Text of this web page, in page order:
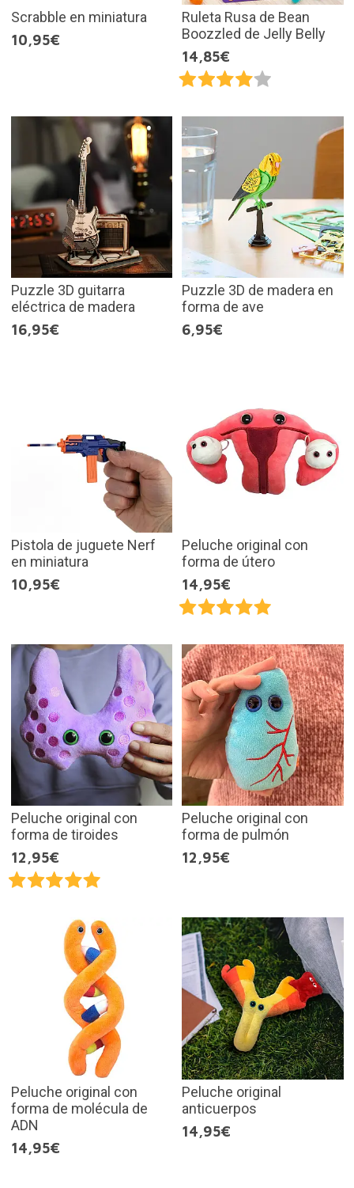
Scrabble en miniatura
10,95€
Ruleta Rusa de Bean
Boozzled de Jelly Belly
14,85€
Puzzle 3D guitarra
eléctrica de madera
16,95€
Puzzle 3D de madera en
forma de ave
6,95€
Pistola de juguete Nerf
en miniatura
10,95€
Peluche original con
forma de útero
14,95€
Peluche original con
forma de tiroides
12,95€
Peluche original con
forma de pulmón
12,95€
Peluche original con
forma de molécula de
ADN
14,95€
Peluche original
anticuerpos
14,95€